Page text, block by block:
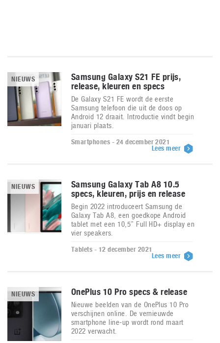
NIEUWS
Samsung Galaxy S21 FE prijs,
release, kleuren en specs
De Galaxy S21 FE wordt de eerste
Samsung telefoon die uit de doos op
Android 12 draait. Introductie vindt begin
januari plaats.
Smartphones - 24 december 2021
Lees meer
NIEUWS
Samsung Galaxy Tab A8 10.5
specs, kleuren, prijs en release
Begin 2022 introduceert Samsung de
Galaxy Tab A8, een goedkope Android
tablet met een 10,5” Full HD+ display en
vier speakers.
Tablets - 12 december 2021
Lees meer
NIEUWS OnePlus 10 Pro specs & release
Nieuwe beelden van de OnePlus 10 Pro
verschijnen online. De vernieuwde
smartphone line-up wordt rond maart
2022 verwacht.